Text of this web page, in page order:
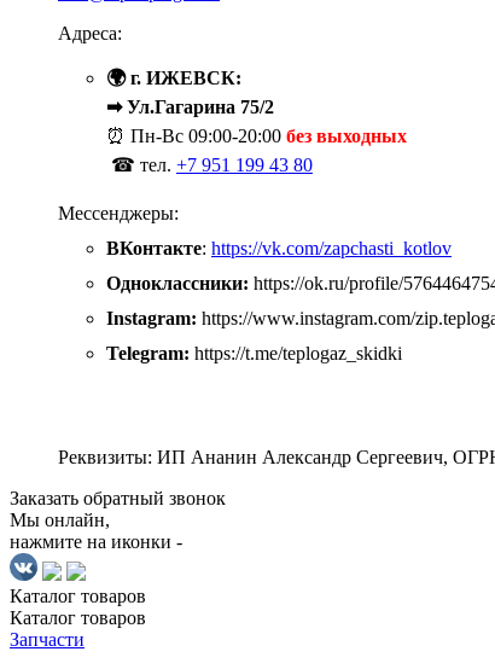
Адреса:
🌍 г. ИЖЕВСК:
➡ Ул.Гагарина 75/2
⏰ Пн-Вс 09:00-20:00 без выходных
☎ тел. +7 951 199 43 80
Мессенджеры:
ВКонтакте: https://vk.com/zapchasti_kotlov
Одноклассники: https://ok.ru/profile/
Instagram: https://www.instagram.com/
Telegram: https://t.me/teplogaz_skidki
Реквизиты: ИП Ананин Александр Сергеевич,
Заказать обратный звонок
Мы онлайн,
нажмите на иконки -
Каталог товаров
Каталог товаров
Запчасти